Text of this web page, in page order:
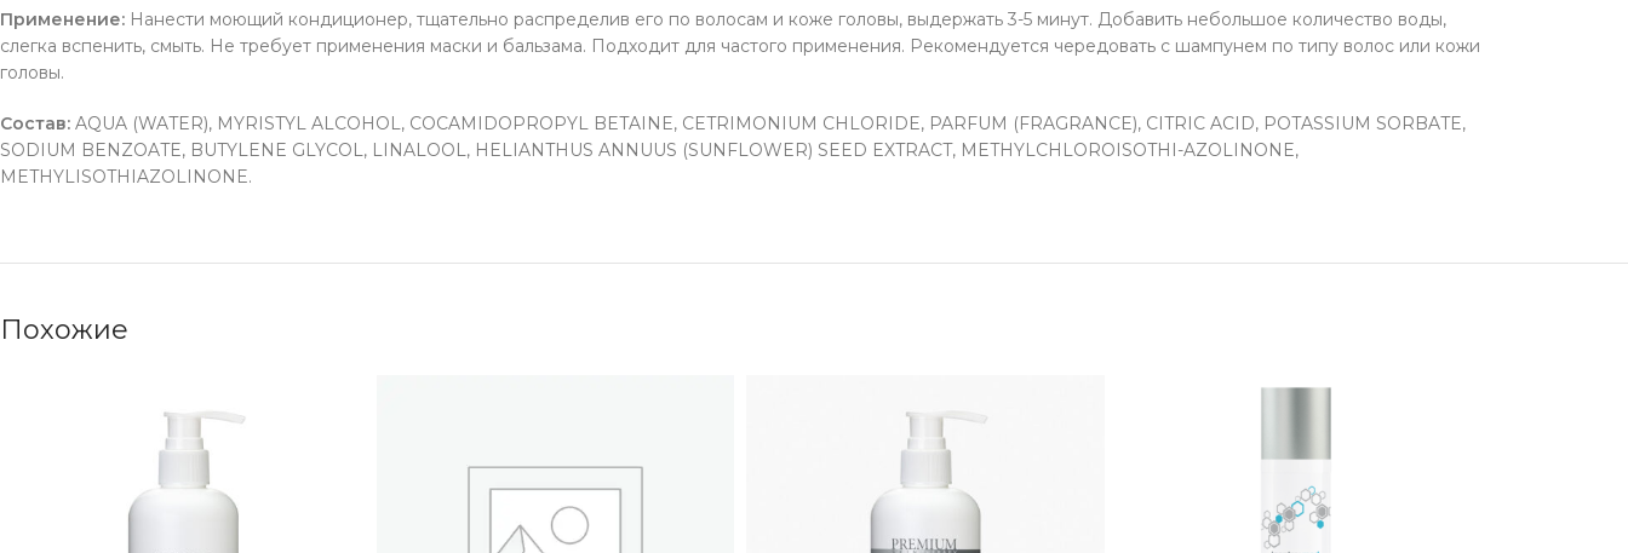
Применение: Нанести моющий кондиционер, тщательно распределив его по волосам и коже головы, выдержать 3-5 минут. Добавить небольшое количество воды,
слегка вспенить, смыть. Не требует применения маски и бальзама. Подходит для частого применения. Рекомендуется чередовать с шампунем по типу волос или кожи
головы.
Состав: AQUA (WATER), MYRISTYL ALCOHOL, COCAMIDOPROPYL BETAINE, CETRIMONIUM CHLORIDE, PARFUM (FRAGRANCE), CITRIC ACID, POTASSIUM SORBATE,
SODIUM BENZOATE, BUTYLENE GLYCOL, LINALOOL, HELIANTHUS ANNUUS (SUNFLOWER) SEED EXTRACT, METHYLCHLOROISOTHI-AZOLINONE,
METHYLISOTHIAZOLINONE.
Похожие